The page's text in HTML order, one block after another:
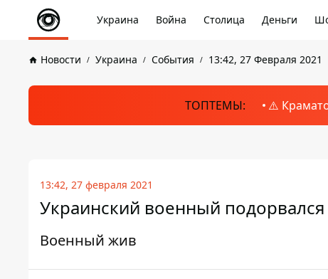
Украина Война Столица Деньги
Новости Украина События 13:42, 27 Февраля 2021
ТОПТЕМЫ: ⚠️
13:42, 27 февраля 2021
Украинский военный
Военный жив